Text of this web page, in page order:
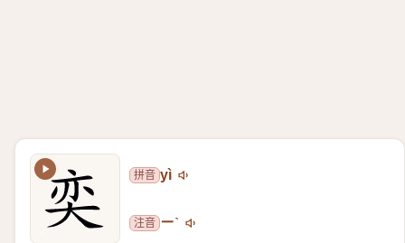
拼音 yì
注音 ㄧˋ